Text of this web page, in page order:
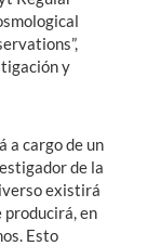
y
a cargo de un
de la
existirá
producirá, en
Esto